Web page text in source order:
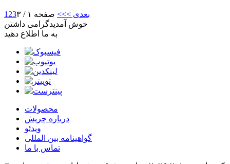
1 23 بعدی >>> صفحه ۱ / ۳
خوش آمدیدگرامی داشتن
به ما اطلاع دهید
محصولات
درباره چریش
ویدئو
گواهینامه بین المللی
تماس با ما